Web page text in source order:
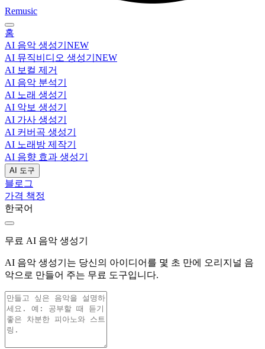
Remusic
홈
AI 음악 생성기 NEW
AI 뮤직비디오 생성기 NEW
AI 보컬 제거
AI 음악 분석기
AI 노래 생성기
AI 악보 생성기
AI 가사 생성기
AI 커버곡 생성기
AI 노래방 제작기
AI 음향 효과 생성기
AI 도구
블로그
가격 책정
한국어
무료 AI 음악 생성기
AI 음악 생성기는 당신의 아이디어를 몇 초 만에 오리지널 음
악으로 만들어 주는 무료 도구입니다.